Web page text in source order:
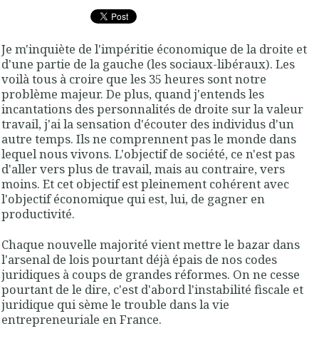
Je m'inquiète de l'impéritie économique de la droite et
d'une partie de la gauche (les sociaux-libéraux). Les
voilà tous à croire que les 35 heures sont notre
problème majeur. De plus, quand j'entends les
incantations des personnalités de droite sur la valeur
travail, j'ai la sensation d'écouter des individus d'un
autre temps. Ils ne comprennent pas le monde dans
lequel nous vivons. L'objectif de société, ce n'est pas
d'aller vers plus de travail, mais au contraire, vers
moins. Et cet objectif est pleinement cohérent avec
l'objectif économique qui est, lui, de gagner en
productivité.
Chaque nouvelle majorité vient mettre le bazar dans
l'arsenal de lois pourtant déjà épais de nos codes
juridiques à coups de grandes réformes. On ne cesse
pourtant de le dire, c'est d'abord l'instabilité fiscale et
juridique qui sème le trouble dans la vie
entrepreneuriale en France.